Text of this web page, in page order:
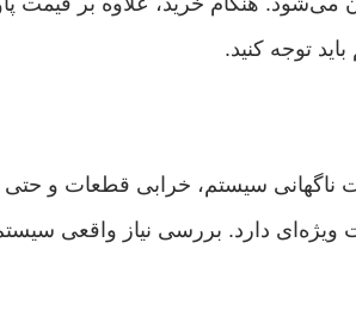
توجه کنید.
ناگهانی سیستم، خرابی قطعات و
ویژه‌ای دارد. بررسی نیاز واقعی